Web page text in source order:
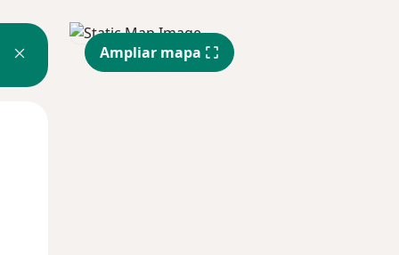
Ampliar mapa